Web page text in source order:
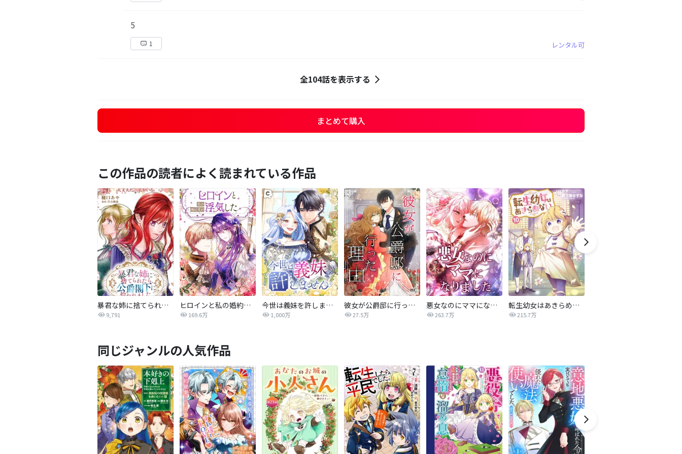
5
1 レンタル可
全104話を表示する
まとめて購入
この作品の読者によく読まれている作品
暴君な姉に捨てられたら、公爵閣下に拾われました
9,791
ヒロインと私の婚約者が浮気した
169.6万
今世は義妹を許しません
1,000万
彼女が公爵邸に行った理由【タテヨミ】
27.5万
悪女なのにママになりました
263.7万
転生幼女はあきらめない
215.7万
同じジャンルの人気作品